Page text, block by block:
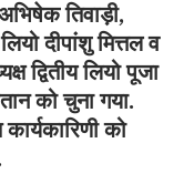
तिवाड़ी,
दीपांशु मित्तल व
द्वितीय लियो पूजा
को चुना गया.
को